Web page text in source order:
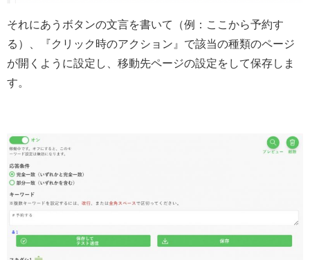
それにあうボタンの文言を書いて（例：ここから予約す
る）、『クリック時のアクション』で該当の種類のページ
が開くように設定し、移動先ページの設定をして保存しま
す。